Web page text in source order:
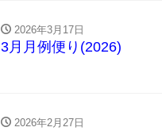
2026年3月17日
3月月例便り(2026)
2026年2月27日